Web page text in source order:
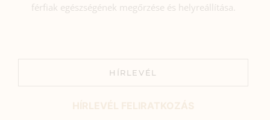
férfiak egészségének megőrzése és helyreállítása.
HÍRLEVÉL